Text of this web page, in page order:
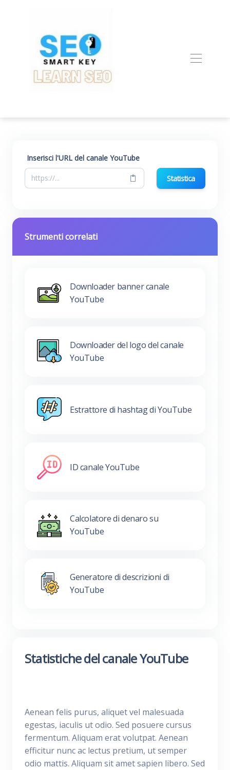
Inserisci l'URL del canale YouTube
Statistica
Strumenti correlati
Downloader banner canale
YouTube
Downloader del logo del canale
YouTube
Estrattore di hashtag di YouTube
ID canale YouTube
Calcolatore di denaro su
YouTube
Generatore di descrizioni di
YouTube
Statistiche del canale YouTube
Aenean felis purus, aliquet vel malesuada
egestas, iaculis ut odio. Sed posuere cursus
fermentum. Aliquam erat volutpat. Aenean
efficitur nunc ac lectus pretium, ut semper
odio mattis. Aliquam sit amet sapien libero. Sed